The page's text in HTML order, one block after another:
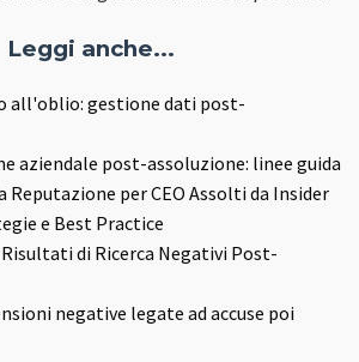
Leggi anche...
all'oblio: gestione dati post-
aziendale post-assoluzione: linee guida
Reputazione per CEO Assolti da Insider
e Best Practice
di Ricerca Negativi Post-
negative legate ad accuse poi